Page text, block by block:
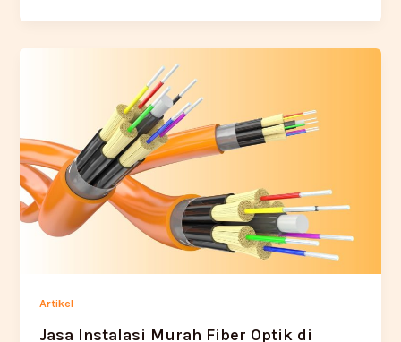
Artikel
Jasa Instalasi Murah Fiber Optik di